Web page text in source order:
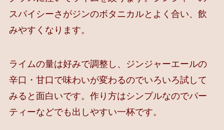
スパイシーさがジンのボタニカルとよく合い、飲
みやすくなります。
ライムの量は好みで調整し、ジンジャーエールの
辛口・甘口で味わいが変わるのでいろいろ試して
みると面白いです。作り方はシンプルなのでパー
ティーなどでも出しやすい一杯です。